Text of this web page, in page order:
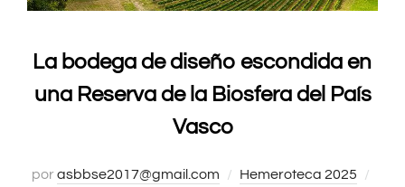
La bodega de diseño escondida en
una Reserva de la Biosfera del País
Vasco
porasbbse2017@gmail.com Hemeroteca 2025